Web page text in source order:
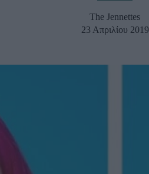
Γάμος
The Jennettes
23 Απριλίου 2019